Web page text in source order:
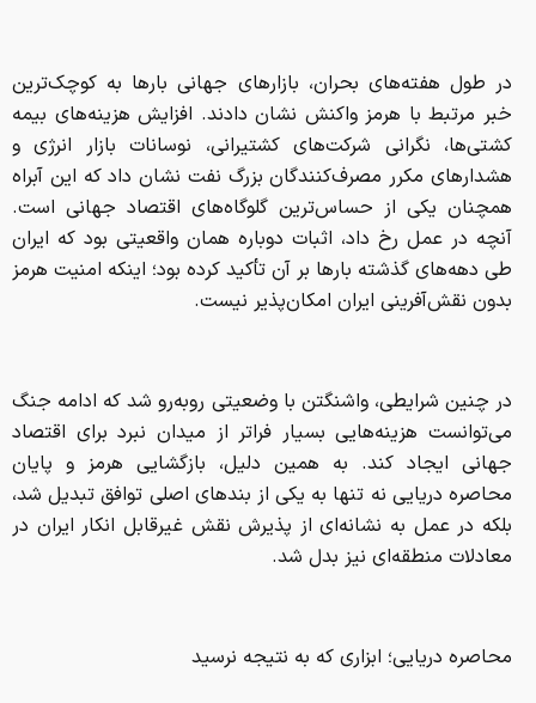
در طول هفته‌های بحران، بازار‌های جهانی بار‌ها به کوچک‌ترین
خبر مرتبط با هرمز واکنش نشان دادند. افزایش هزینه‌های بیمه
کشتی‌ها، نگرانی شرکت‌های کشتیرانی، نوسانات بازار انرژی و
هشدار‌های مکرر مصرف‌کنندگان بزرگ نفت نشان داد که این آبراه
همچنان یکی از حساس‌ترین گلوگاه‌های اقتصاد جهانی است.
آنچه در عمل رخ داد، اثبات دوباره همان واقعیتی بود که ایران
طی دهه‌های گذشته بار‌ها بر آن تأکید کرده بود؛ اینکه امنیت هرمز
بدون نقش‌آفرینی ایران امکان‌پذیر نیست.
در چنین شرایطی، واشنگتن با وضعیتی روبه‌رو شد که ادامه جنگ
می‌توانست هزینه‌هایی بسیار فراتر از میدان نبرد برای اقتصاد
جهانی ایجاد کند. به همین دلیل، بازگشایی هرمز و پایان
محاصره دریایی نه تنها به یکی از بند‌های اصلی توافق تبدیل شد،
بلکه در عمل به نشانه‌ای از پذیرش نقش غیرقابل انکار ایران در
معادلات منطقه‌ای نیز بدل شد.
محاصره دریایی؛ ابزاری که به نتیجه نرسید